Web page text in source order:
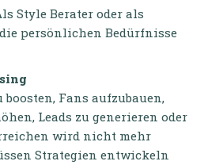
Style Berater oder als
persönlichen Bedürfnisse
boosten, Fans aufzubauen,
Leads zu generieren oder
wird nicht mehr
Strategien entwickeln